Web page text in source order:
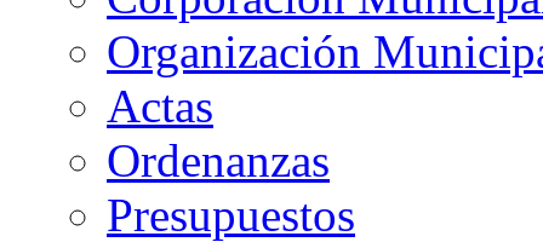
Organización
Actas
Ordenanzas
Presupuestos